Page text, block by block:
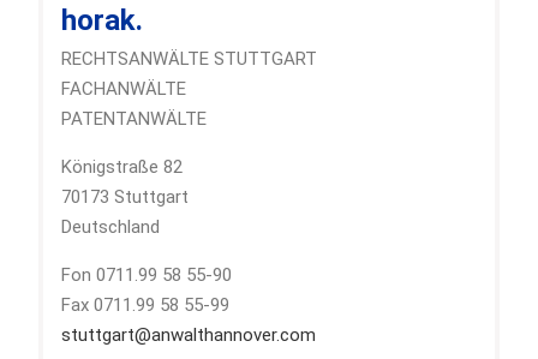
horak.
RECHTSANWÄLTE STUTTGART
FACHANWÄLTE
PATENTANWÄLTE
Königstraße 82
70173 Stuttgart
Deutschland
Fon 0711.99 58 55-90
Fax 0711.99 58 55-99
stuttgart@anwalthannover.com